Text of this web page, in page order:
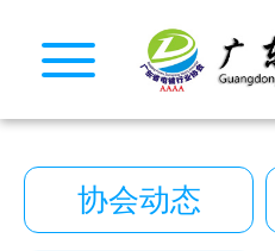
协会动态
CopyRight © 2026 广
一键拨号
CopyRight 2026 All